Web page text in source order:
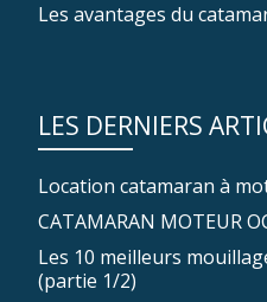
Les avantages du
LES DERNIERS
Location catamaran à
CATAMARAN MOTEUR
Les 10 meilleurs
(partie 1/2)